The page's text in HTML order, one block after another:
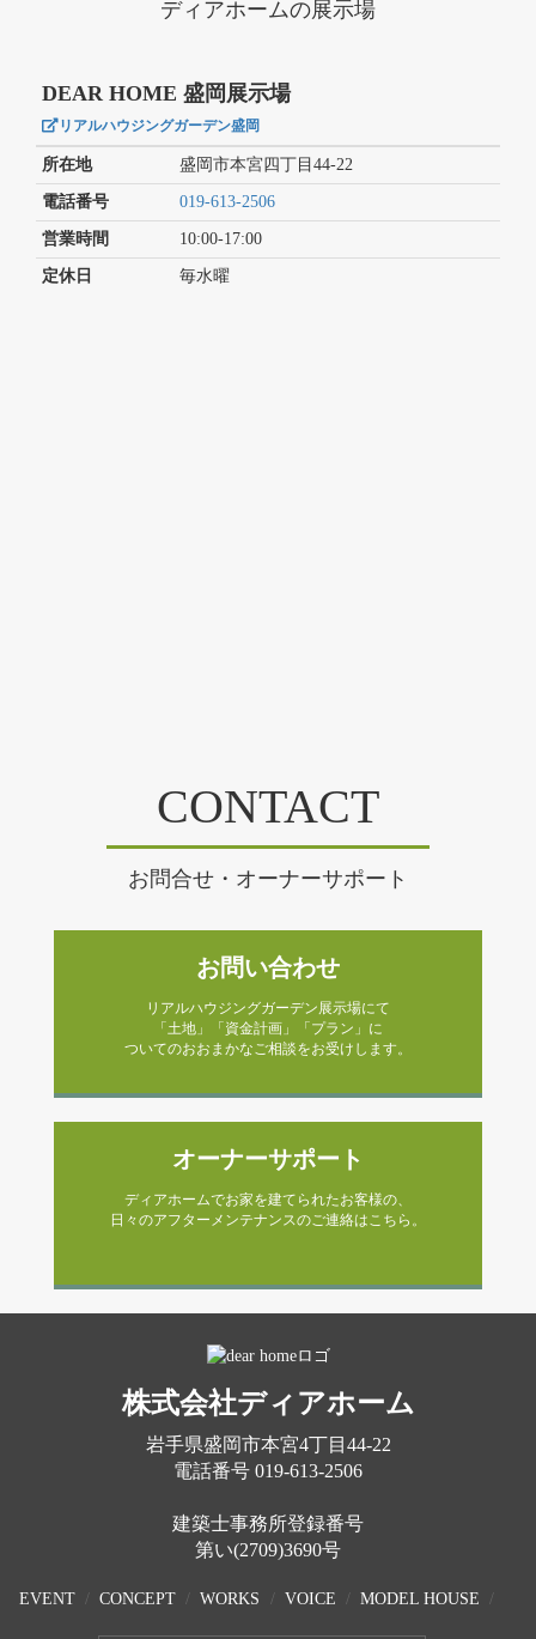
ディアホームの展示場
DEAR HOME 盛岡展示場
リアルハウジングガーデン盛岡
所在地 盛岡市本宮四丁目44-22
電話番号 019-613-2506
営業時間 10:00-17:00
定休日 毎水曜
CONTACT
お問合せ・オーナーサポート
お問い合わせ
リアルハウジングガーデン展示場にて
「土地」「資金計画」「プラン」に
ついてのおおまかなご相談をお受けします。
オーナーサポート
ディアホームでお家を建てられたお客様の、
日々のアフターメンテナンスのご連絡はこちら。
株式会社ディアホーム
岩手県盛岡市本宮4丁目44-22
電話番号 019-613-2506
建築士事務所登録番号
第い(2709)3690号
EVENT CONCEPT WORKS VOICE MODEL HOUSE